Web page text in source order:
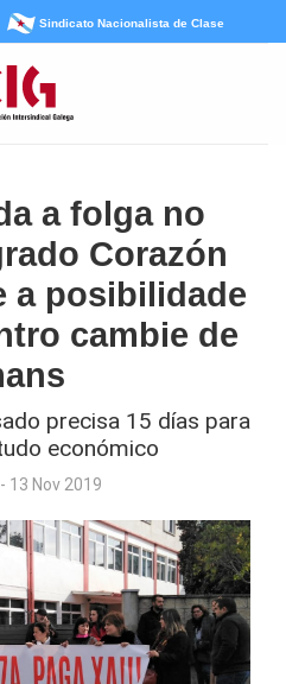
Sindicato Nacionalista de Clase
a folga no
Corazón
a posibilidade
cambie de
precisa 15 días para
económico
13 Nov 2019